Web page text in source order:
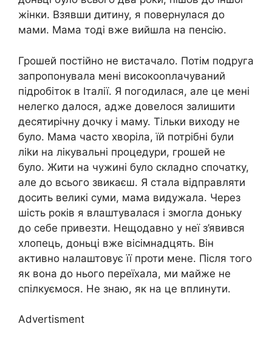
жінки. Взявши дитину, я повернулася до
мами. Мама тоді вже вийшла на пенсію.
Грошей постійно не вистачало. Потім подруга
запропонувала мені високооnлачуваний
підробіток в Італії. Я погодилася, але це мені
нелегко далося, адже довелося залишити
десятирічну дочку і маму. Тільки виходу не
було. Мама часто хворіла, їй потрібні були
ліkи на лікувальні процедури, грошей не
було. Жити на чужині було складно спочатку,
але до всього звикаєш. Я стала відправляти
досить великі суми, мама видужала. Через
шість років я влаштувалася і змогла доньку
до себе привезти. Нещодавно у неї з’явився
хлопець, доньці вже вісімнадцять. Він
активно налаштовує її проти мене. Після того
як вона до нього переїхала, ми майже не
спілкуємося. Не знаю, як на це вплинути.
Advertisment